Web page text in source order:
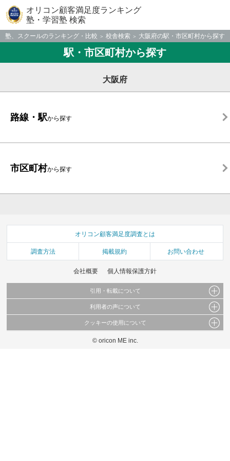
オリコン顧客満足度ランキング
塾・学習塾 検索
塾、スクールのランキング・比較 校舎検索 大阪府の駅・市区町村から探す
駅・市区町村から探す
大阪府
路線・駅から探す
市区町村から探す
オリコン顧客満足度調査とは
調査方法 掲載規約 お問い合わせ
会社概要 個人情報保護方針
引用・転載について
当サイトで公開されている情報（文字、写真、イラスト、画像データ等）及びこれらの配
これらの情報を権利者の許可なく無断転載・複製などの二次利用を行うことは固く禁じて
利用者の声について
当サイトに掲載している内容はすべてサービスの利用者が提出された見解・感想です。
弊社の見解・ 意見ではないことをご理解いただいた上でご覧ください。
クッキーの使用について
このサイトでは Cookie を使用して、ユーザーに合わせたコンテンツや広告の表示、ソー
© oricon ME inc.